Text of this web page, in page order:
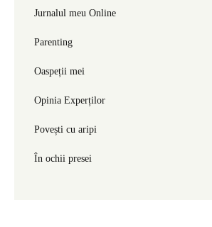
Jurnalul meu Online
Parenting
Oaspeții mei
Opinia Experților
Povești cu aripi
În ochii presei